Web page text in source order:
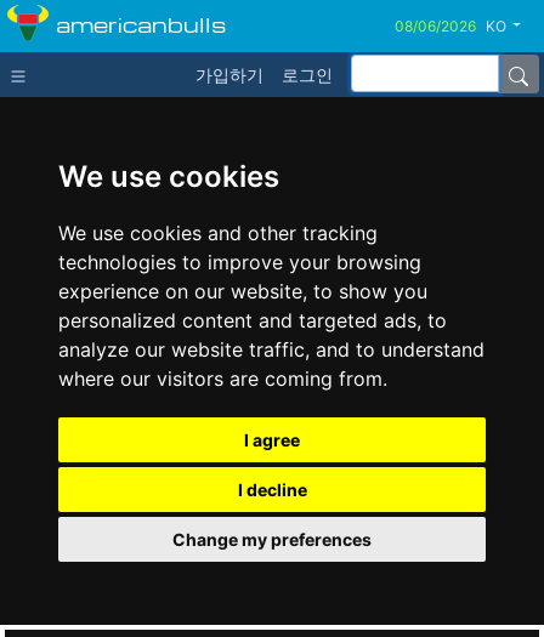
We use cookies
We use cookies and other tracking
technologies to improve your browsing
experience on our website, to show you
personalized content and targeted ads, to
analyze our website traffic, and to understand
where our visitors are coming from.
I agree
I decline
Change my preferences
americanbulls KO
가입하기 로그인